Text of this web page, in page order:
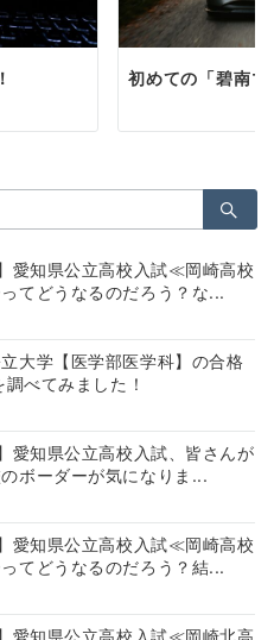
初めての「碧南
愛知県公立高校入試≪岡崎高校
てどうなるのだろう？な...
大学【医学部医学科】の合格
べてみました！
愛知県公立高校入試、皆さんが
ボーダーが気になりま...
愛知県公立高校入試≪岡崎高校
てどうなるのだろう？結...